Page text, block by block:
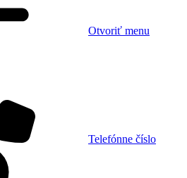
Otvoriť menu
Telefónne číslo